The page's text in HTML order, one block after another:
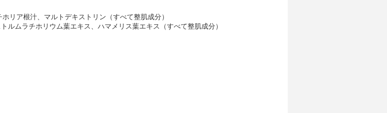
リア根汁、マルトデキストリン（すべて整肌成分）
ルムラチホリウム葉エキス、ハマメリス葉エキス（すべて整肌成分）